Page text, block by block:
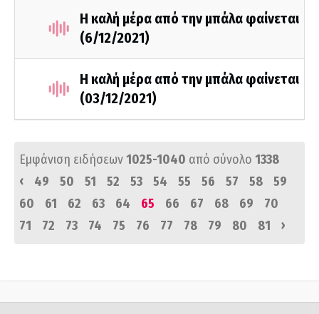
Η καλή μέρα από την μπάλα φαίνεται
(6/12/2021)
Η καλή μέρα από την μπάλα φαίνεται
(03/12/2021)
Εμφάνιση ειδήσεων1025-1040 από σύνολο 1338
‹
49 50 51 52 53 54 55 56 57 58
59
60
61 62 63 64 65 66 67 68 69
70
71
72 73 74 75 76 77 78 79 80 81 ›